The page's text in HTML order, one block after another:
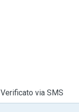
Verificato via SMS